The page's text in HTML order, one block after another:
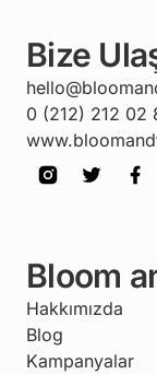
Bize
0 (212) 212 02
Bloom
Hakkımızda
Blog
Kampanyalar